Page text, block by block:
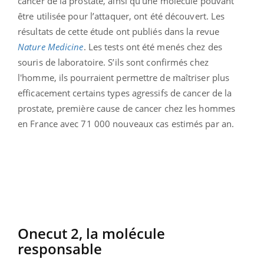
être utilisée pour l’attaquer, ont été découvert. Les
résultats de cette étude ont publiés dans la revue
Nature Medicine. Les tests ont été menés chez des
souris de laboratoire. S’ils sont confirmés chez
l'homme, ils pourraient permettre de maîtriser plus
efficacement certains types agressifs de cancer de la
prostate, première cause de cancer chez les hommes
en France avec 71 000 nouveaux cas estimés par an.
Onecut 2, la molécule
responsable